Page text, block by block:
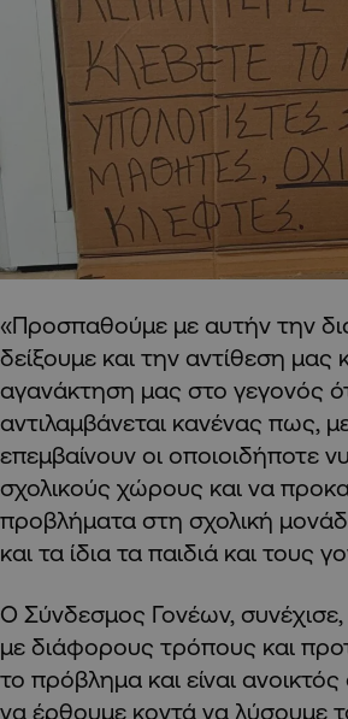
«Προσπαθούμε με αυτήν την
δείξουμε και την αντίθεση μας
αγανάκτηση μας στο γεγονός
αντιλαμβάνεται κανένας πως,
επεμβαίνουν οι οποιοιδήποτε
σχολικούς χώρους και να
προβλήματα στη σχολική
και τα ίδια τα παιδιά και τους
Ο Σύνδεσμος Γονέων,
με διάφορους τρόπους και
το πρόβλημα και είναι
να έρθουμε κοντά να λύσουμε